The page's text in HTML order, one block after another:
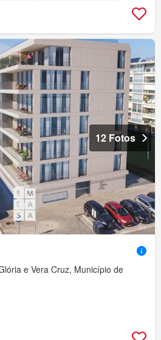
12 Fotos
e Vera Cruz, Município de